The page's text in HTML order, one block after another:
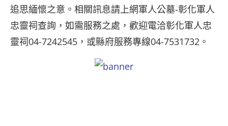
追思緬懷之意。相關訊息請上網軍人公墓-彰化軍人
忠靈祠查詢，如需服務之處，歡迎電洽彰化軍人忠
靈祠04-7242545，或縣府服務專線04-7531732。